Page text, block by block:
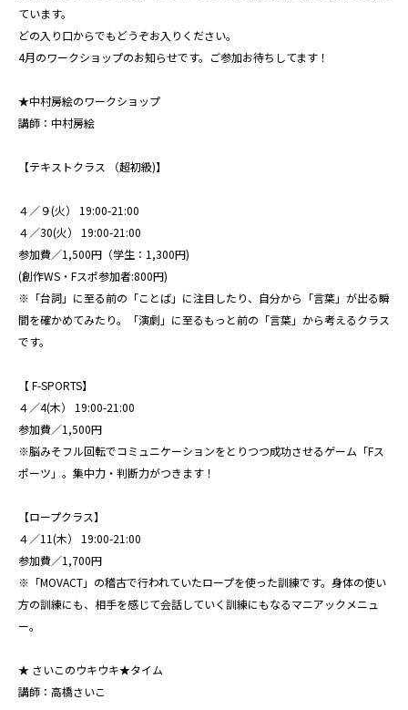
ています。
どの入り口からでもどうぞお入りください。
4月のワークショップのお知らせです。ご参加お待ちしてます！
★中村房絵のワークショップ
講師：中村房絵
【テキストクラス （超初級)】
４／９(火） 19:00-21:00
４／30(火） 19:00-21:00
参加費／1,500円（学生：1,300円)
(創作WS・Fスポ参加者:800円)
※「台詞」に至る前の「ことば」に注目したり、自分から「言葉」が出る瞬
間を確かめてみたり。「演劇」に至るもっと前の「言葉」から考えるクラス
です。
【 F-SPORTS】
４／4(木） 19:00-21:00
参加費／1,500円
※脳みそフル回転でコミュニケーションをとりつつ成功させるゲーム「Fス
ポーツ」。集中力・判断力がつきます！
【ロープクラス】
４／11(木） 19:00-21:00
参加費／1,700円
※「MOVACT」の稽古で行われていたロープを使った訓練です。身体の使い
方の訓練にも、相手を感じて会話していく訓練にもなるマニアックメニュ
ー。
★ さいこのウキウキ★タイム
講師：高橋さいこ